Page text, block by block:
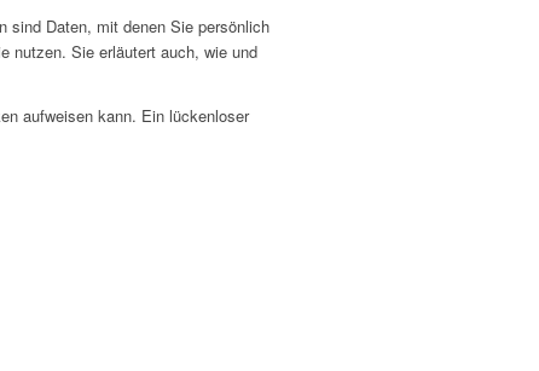
sind Daten, mit denen Sie persönlich
nutzen. Sie erläutert auch, wie und
aufweisen kann. Ein lückenloser